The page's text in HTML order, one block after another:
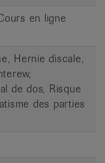
en ligne
Hernie discale,
de dos, Risque
des parties